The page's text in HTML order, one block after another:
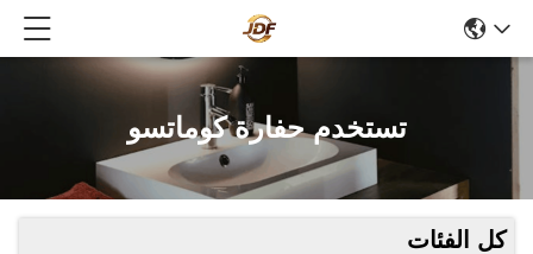
تستخدم حفارة كوماتسو
كل الفئات